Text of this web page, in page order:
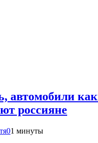
автомобили
россияне
01 минуты